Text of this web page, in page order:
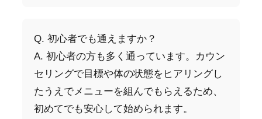
Q. 初心者でも通えますか？
A. 初心者の方も多く通っています。カウン
セリングで目標や体の状態をヒアリングし
たうえでメニューを組んでもらえるため、
初めてでも安心して始められます。